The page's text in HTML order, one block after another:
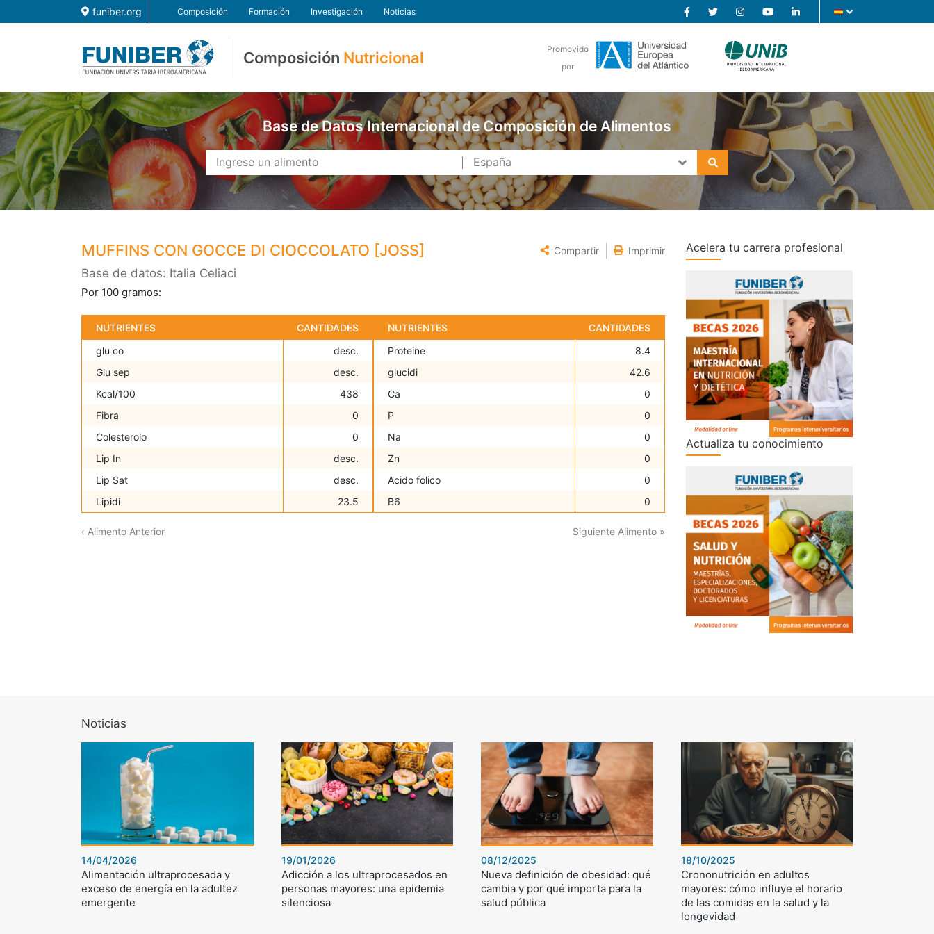
funiber.org Composición Formación Investigación Noticias
Composición Nutricional
Promovido
por
Base de Datos Internacional de Composición de Alimentos
MUFFINS CON GOCCE DI CIOCCOLATO [JOSS] Compartir Imprimir
Base de datos: Italia Celiaci
Por 100 gramos:
NUTRIENTES
CANTIDADES
glu co
desc.
Glu sep
desc.
Kcal/100
438
Fibra
0
Colesterolo
0
Lip In
desc.
Lip Sat
desc.
Lipidi
23.5
NUTRIENTES
CANTIDADES
Proteine
8.4
glucidi
42.6
Ca
0
P
0
Na
0
Zn
0
Acido folico
0
B6
0
‹ Alimento Anterior Siguiente Alimento »
Acelera tu carrera profesional
Actualiza tu conocimiento
Noticias
14/04/2026
Alimentación ultraprocesada y
exceso de energía en la adultez
emergente
19/01/2026
Adicción a los ultraprocesados en
personas mayores: una epidemia
silenciosa
08/12/2025
Nueva definición de obesidad: qué
cambia y por qué importa para la
salud pública
18/10/2025
Crononutrición en adultos
mayores: cómo influye el horario
de las comidas en la salud y la
longevidad